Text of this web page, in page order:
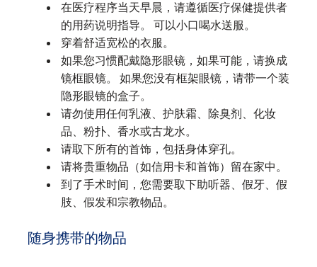
在医疗程序当天早晨，请遵循医疗保健提供者
的用药说明指导。 可以小口喝水送服。
穿着舒适宽松的衣服。
如果您习惯配戴隐形眼镜，如果可能，请换成
镜框眼镜。 如果您没有框架眼镜，请带一个装
隐形眼镜的盒子。
请勿使用任何乳液、护肤霜、除臭剂、化妆
品、粉扑、香水或古龙水。
请取下所有的首饰，包括身体穿孔。
请将贵重物品（如信用卡和首饰）留在家中。
到了手术时间，您需要取下助听器、假牙、假
肢、假发和宗教物品。
随身携带的物品